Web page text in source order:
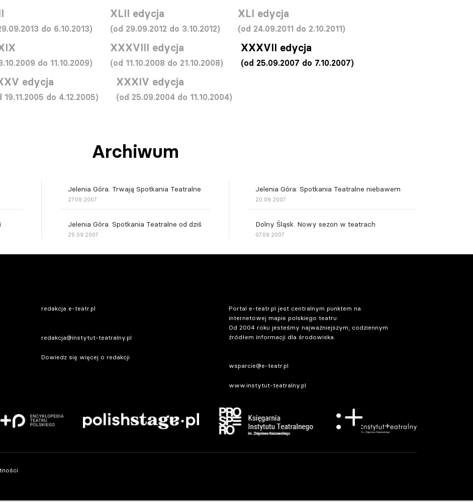
do 6.10.2013)
XLII edycja
(od 29.09.2012 do 3.10.2012)
XLI edycja
(od 24.09.2011 do 2.10.2011)
do 11.10.2009)
XXXVIII edycja
(od 11.10.2008 do 21.10.2008)
XXXVII edycja
(od 25.09.2007 do 7.10.2007)
edycja
19.11.2005 do 4.12.2005)
XXXIV edycja
(od 25.09.2004 do 11.10.2004)
Archiwum
Jelenia Góra. Trwają Spotkania Teatralne
27.09.2007
Jelenia Góra. Spotkania Teatralne od dziś
25.09.2007
Jelenia Góra. Spotkania Teatralne niebawem
20.09.2007
Dolny Śląsk. Nowy sezon w teatrach
07.09.2007
redakcja e-teatr.pl
redakcja@instytut-teatralny.pl
Dowiedz się więcej o redakcji
Portal e-teatr.pl jest centralnym punktem na
internetowej mapie polskiego teatru.
Od 2004 roku jesteśmy najważniejszym, codziennym
źródłem informacji dla środowiska.
wsparcie@e-teatr.pl
www.instytut-teatralny.pl